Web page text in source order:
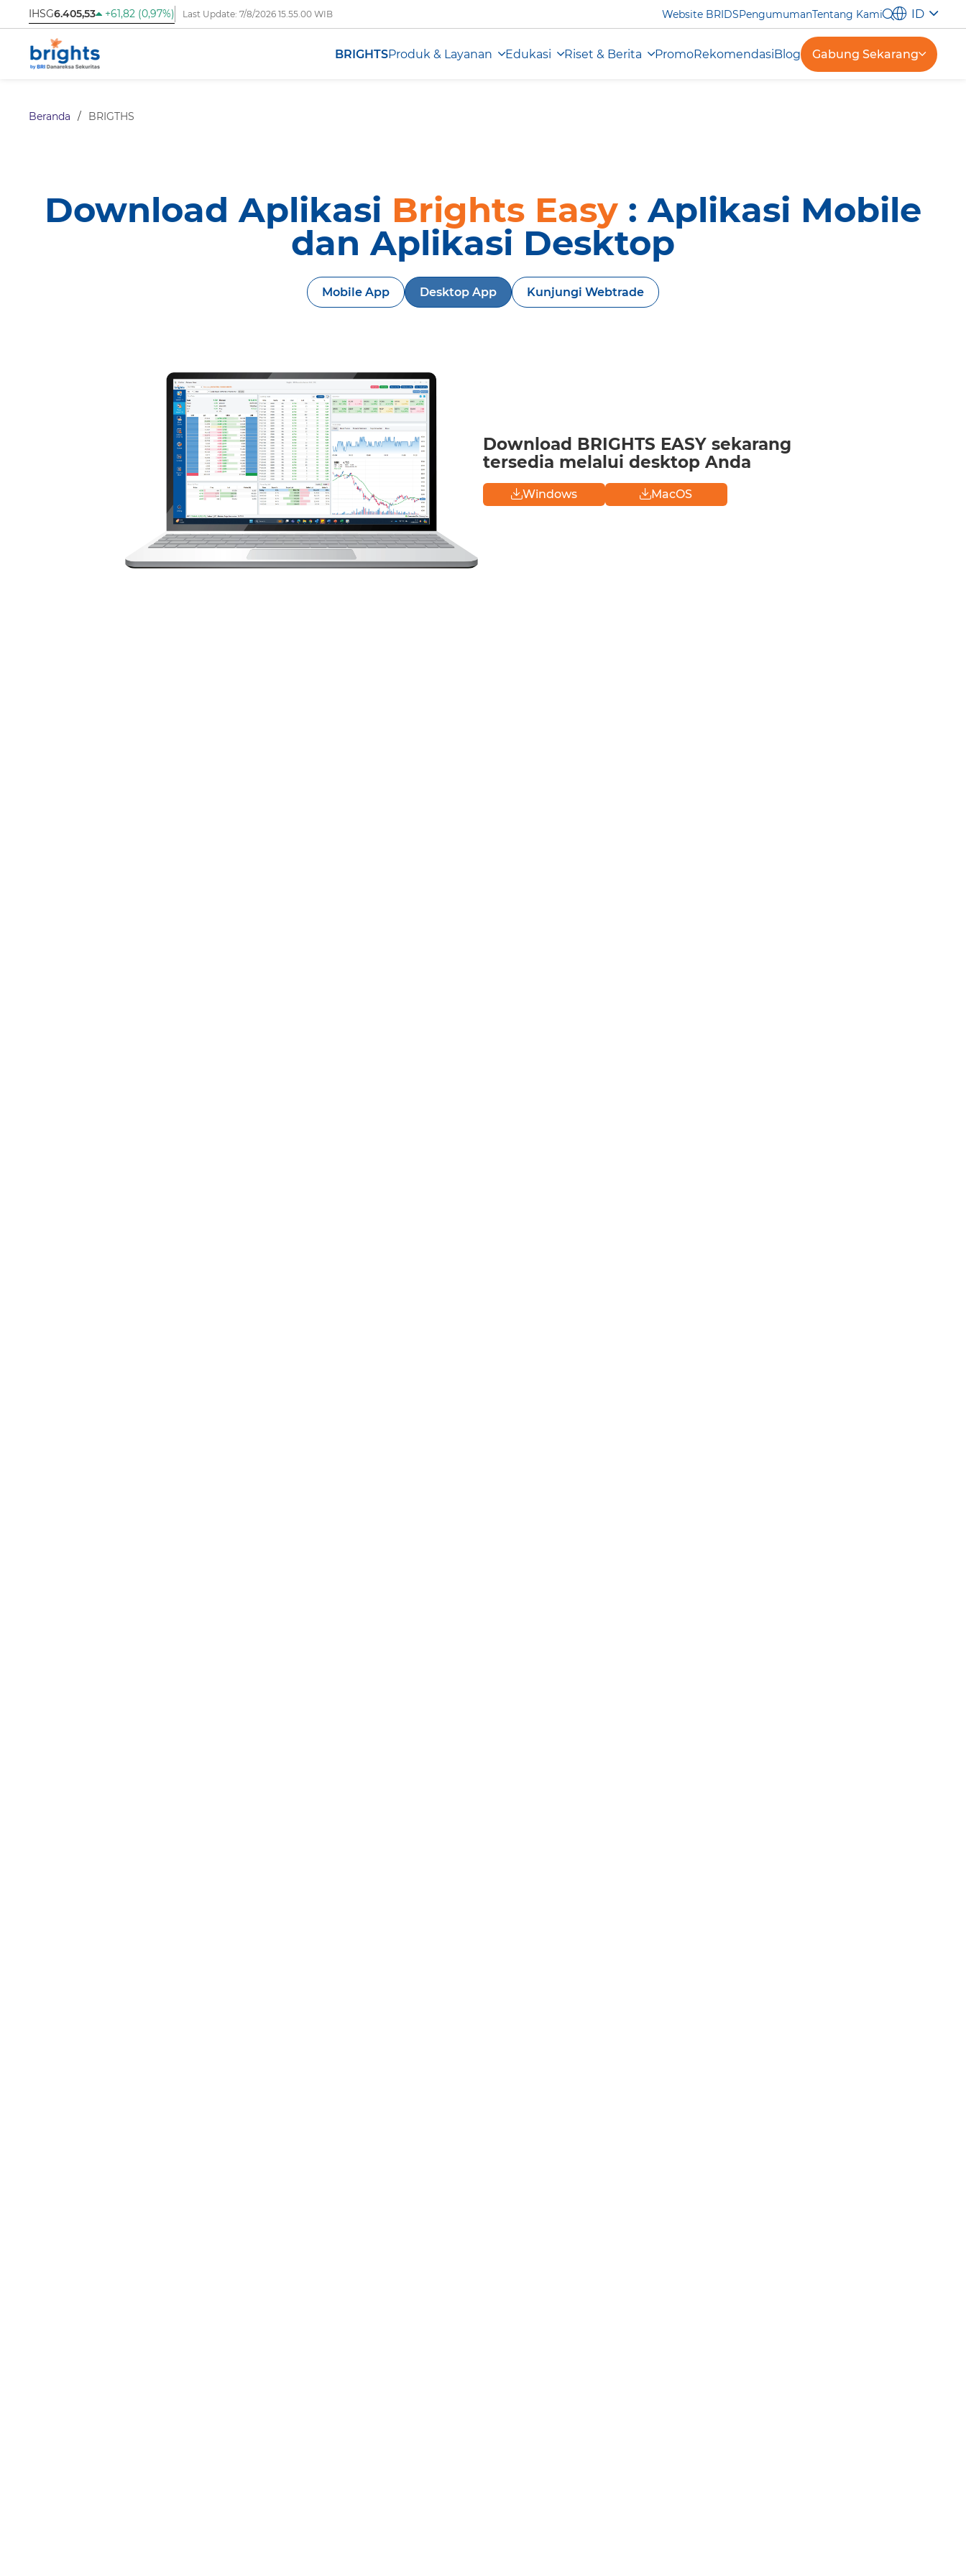
IHSG6.405,53 +61,82 (0,97%) Last Update: 7/8/2026 15.55.00 WIB Website BRIDSPengumumanTentang Kami ID
BRIGHTSProduk & Layanan Edukasi Riset & Berita PromoRekomendasiBlog Gabung Sekarang
Beranda / BRIGTHS
Download Aplikasi Brights Easy: Aplikasi Mobile
dan Aplikasi Desktop
Mobile App Desktop App Kunjungi Webtrade
Download BRIGHTS EASY sekarang
tersedia melalui desktop Anda
Windows MacOS